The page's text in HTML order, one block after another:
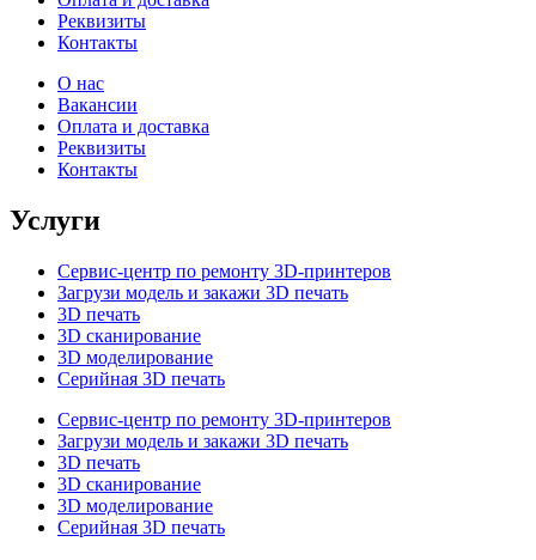
Реквизиты
Контакты
О нас
Вакансии
Оплата и доставка
Реквизиты
Контакты
Услуги
Сервис-центр по ремонту 3D-принтеров
Загрузи модель и закажи 3D печать
3D печать
3D сканирование
3D моделирование
Серийная 3D печать
Сервис-центр по ремонту 3D-принтеров
Загрузи модель и закажи 3D печать
3D печать
3D сканирование
3D моделирование
Серийная 3D печать